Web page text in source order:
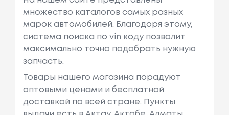
множество каталогов самых разных
марок автомобилей. Благодоря этому,
система поиска по vin коду позволит
максимально точно подобрать нужную
запчасть.
Товары нашего магазина порадуют
оптовыми ценами и бесплатной
доставкой по всей стране. Пункты